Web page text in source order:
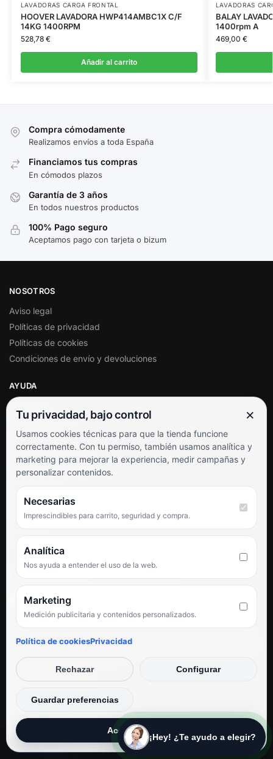
LAVADORAS CARGA FRONTAL
HOOVER LAVADORA HWP414AMBC1X C/F
14KG 1400RPM
528,78 €
Añadir al carrito
LAVADORAS
BALAY
1400rpm A
469,00 €
Compra cómodamente
Realizamos envíos a toda España
Financiamos tus compras
En cómodos plazos
Garantía de 3 años
En todos nuestros productos
100% Pago seguro
Aceptamos pago con tarjeta o bizum
NOSOTROS
Aviso legal
Políticas de privacidad
Políticas de cookies
Condiciones de envío y devoluciones
AYUDA
Soporte al cliente
Contacto
Términos y condiciones
Preguntas frecuentes
SÍGUENOS
Facebook
TikTok
PUNTUACIÓN DE 4,6 SOBRE 5 EN GOOGLE
★★★★★
Hemos comprado en varias ocasiones y siempre dan respuesta.
Espectacular, servicio de 10.»
Iván Rodríguez Ramos
© Electrodirecto 2026
Desarrollo y mantenimiento por SitiosWebPRO
¡Hey! ¿Te ayudo a elegir?
Tu privacidad, bajo control ×
Usamos cookies técnicas para que la tienda funcione
correctamente. Con tu permiso, también usamos analítica y
marketing para mejorar la experiencia, medir campañas y
personalizar contenidos.
Necesarias
Imprescindibles para carrito, seguridad y compra.
Analítica
Nos ayuda a entender el uso de la web.
Marketing
Medición publicitaria y contenidos personalizados.
Política de cookiesPrivacidad
Rechazar Configurar
Guardar preferencias
Aceptar todas
Privacidad